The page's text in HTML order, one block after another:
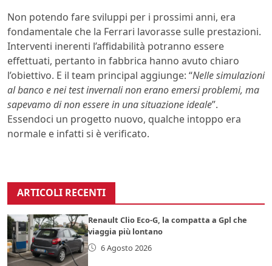
Non potendo fare sviluppi per i prossimi anni, era
fondamentale che la Ferrari lavorasse sulle prestazioni.
Interventi inerenti l’affidabilità potranno essere
effettuati, pertanto in fabbrica hanno avuto chiaro
l’obiettivo. E il team principal aggiunge: “Nelle simulazioni
al banco e nei test invernali non erano emersi problemi, ma
sapevamo di non essere in una situazione ideale”.
Essendoci un progetto nuovo, qualche intoppo era
normale e infatti si è verificato.
ARTICOLI RECENTI
Renault Clio Eco-G, la compatta a Gpl che
viaggia più lontano
6 Agosto 2026